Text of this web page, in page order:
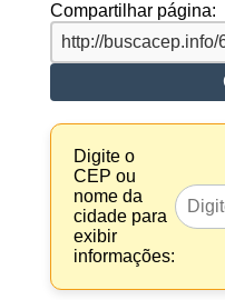
Compartilhar página:
Digite o
CEP ou
nome da
cidade para
exibir
informações: